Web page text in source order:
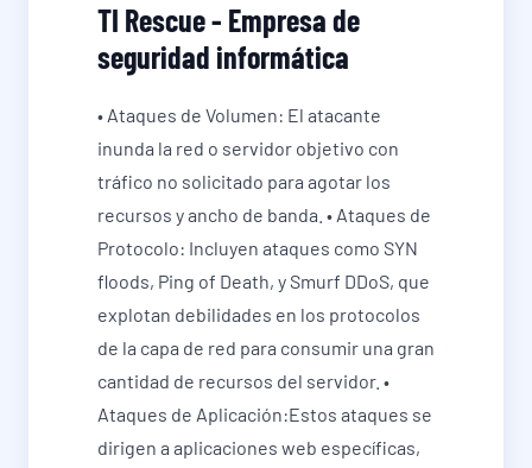
TI Rescue - Empresa de
seguridad informática
• Ataques de Volumen: El atacante
inunda la red o servidor objetivo con
tráfico no solicitado para agotar los
recursos y ancho de banda. • Ataques de
Protocolo: Incluyen ataques como SYN
floods, Ping of Death, y Smurf DDoS, que
explotan debilidades en los protocolos
de la capa de red para consumir una gran
cantidad de recursos del servidor. •
Ataques de Aplicación:Estos ataques se
dirigen a aplicaciones web específicas,